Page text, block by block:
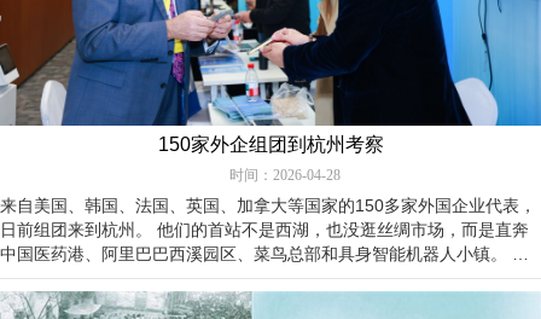
150家外企组团到杭州考察
时间：2026-04-28
来自美国、韩国、法国、英国、加拿大等国家的150多家外国企业代表，
日前组团来到杭州。 他们的首站不是西湖，也没逛丝绸市场，而是直奔
中国医药港、阿里巴巴西溪园区、菜鸟总部和具身智能机器人小镇。 这
次来杭考察，更像一场&ld…